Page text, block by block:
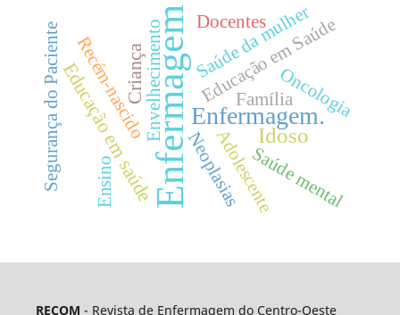
EnfermagemEnfermagem.
Idoso
Criança
Educação em saúde Educação em Saúde
Envelhecimento Saúde da mulher
Adolescente
Família
Ensino
Recém-nascido
NeoplasiasSaúde mental
Oncologia
Docentes
Segurança do Paciente
RECOM - Revista de Enfermagem do Centro-Oeste